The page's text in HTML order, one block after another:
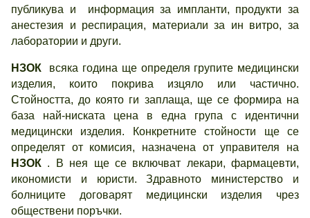
публикува и информация за импланти, продукти за
анестезия и респирация, материали за ин витро, за
лаборатории и други.
НЗОК
всяка година ще определя групите медицински
изделия, които покрива изцяло или частично.
Стойността, до която ги заплаща, ще се формира на
база най-ниската цена в една група с идентични
медицински изделия. Конкретните стойности ще се
определят от комисия, назначена от управителя на
НЗОК . В нея ще се включват лекари, фармацевти,
икономисти и юристи. Здравното министерство и
болниците договарят медицински изделия чрез
обществени поръчки.